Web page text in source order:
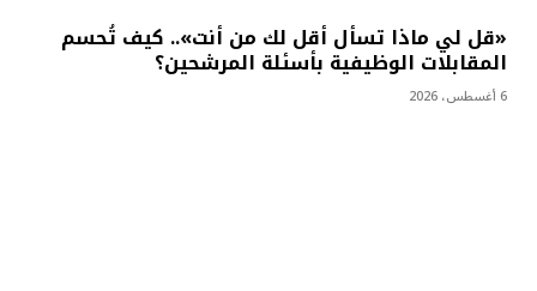
«قل لي ماذا تسأل أقل لك من أنت».. كيف تُحسم
المقابلات الوظيفية بأسئلة المرشحين؟
6 أغسطس، 2026